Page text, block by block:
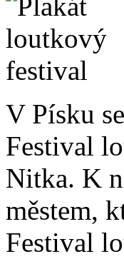
V Písku
Festival
Nitka. K
městem,
Festival